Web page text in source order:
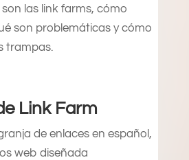
las link farms, cómo
son problemáticas y cómo
trampas.
Link Farm
de enlaces en español,
web diseñada